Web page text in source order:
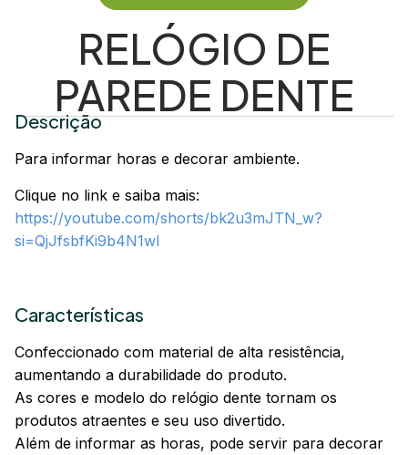
RELÓGIO DE
PAREDE DENTE
Descrição
Para informar horas e decorar ambiente.
Clique no link e saiba mais:
https://youtube.com/shorts/bk2u3mJTN_w?
si=QjJfsbfKi9b4N1wl
Características
Confeccionado com material de alta resistência,
aumentando a durabilidade do produto.
As cores e modelo do relógio dente tornam os
produtos atraentes e seu uso divertido.
Além de informar as horas, pode servir para decorar